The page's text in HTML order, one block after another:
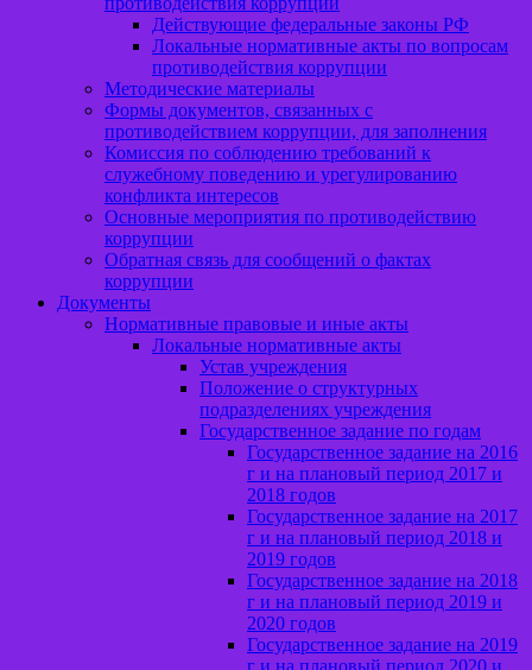
Действующие федеральные законы РФ
Локальные нормативные акты по вопросам
противодействия коррупции
Методические материалы
Формы документов, связанных с
противодействием коррупции, для заполнения
Комиссия по соблюдению требований к
служебному поведению и урегулированию
конфликта интересов
Основные мероприятия по противодействию
коррупции
Обратная связь для сообщений о фактах
коррупции
Документы
Нормативные правовые и иные акты
Локальные нормативные акты
Устав учреждения
Положение о структурных
подразделениях учреждения
Государственное задание по годам
Государственное задание на 2016
г и на плановый период 2017 и
2018 годов
Государственное задание на 2017
г и на плановый период 2018 и
2019 годов
Государственное задание на 2018
г и на плановый период 2019 и
2020 годов
Государственное задание на 2019
г и на плановый период 2020 и